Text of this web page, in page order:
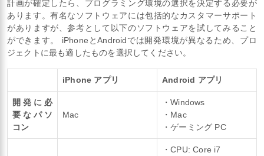
計画が確定したら、プログラミング環境の選択を決定する必要が
あります。有名なソフトウェアには包括的なカスタマーサポート
がありますが、参考として以下のソフトウェアを試してみること
ができます。 iPhoneとAndroidでは開発環境が異なるため、プロ
ジェクトに最も適したものを選択してください。
iPhone アプリ Android アプリ
開発に必
要なパソ
コン
Mac
・Windows
・Mac
・ゲーミング PC
・CPU: Core i7